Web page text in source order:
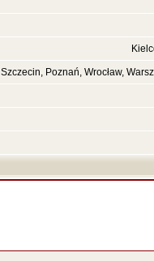
Szczecin, Poznań, Wrocław,